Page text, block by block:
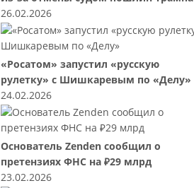
26.02.2026
«Росатом» запустил «русскую
рулетку» с Шишкаревым по «Делу»
24.02.2026
Основатель Zenden сообщил о
претензиях ФНС на ₽29 млрд
23.02.2026